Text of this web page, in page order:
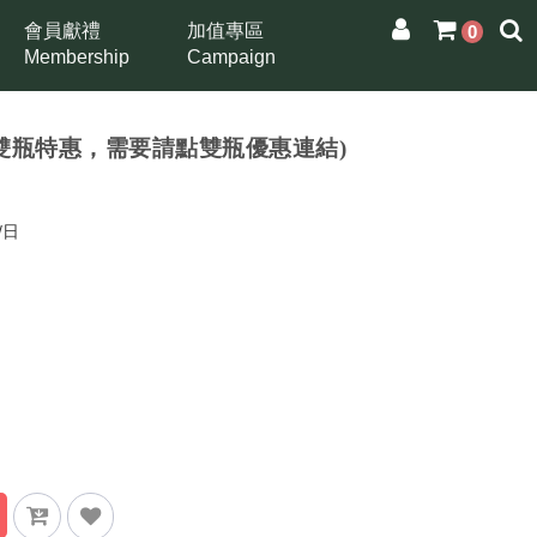
0
會員獻禮
Membership
加值專區
Campaign
瓶特惠，需要請點雙瓶優惠連結)